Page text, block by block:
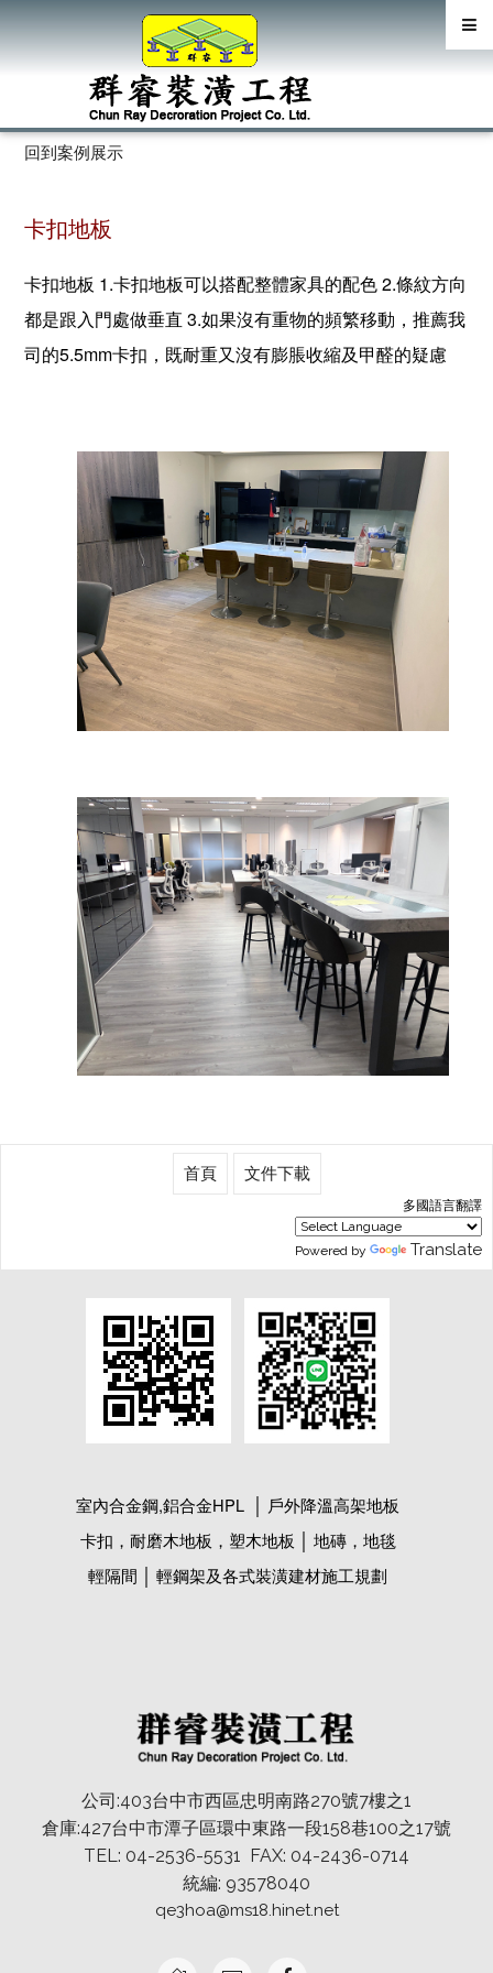
>
回到案例展示
卡扣地板
卡扣地板 1.卡扣地板可以搭配整體家具的配色 2.條紋方向
都是跟入門處做垂直 3.如果沒有重物的頻繁移動，推薦我
司的5.5mm卡扣，既耐重又沒有膨脹收縮及甲醛的疑慮
首頁 文件下載
多國語言翻譯
Powered by Translate
室內合金鋼,鋁合金HPL │ 戶外降溫高架地板
卡扣，耐磨木地板，塑木地板 │ 地磚，地毯
輕隔間 │ 輕鋼架及各式裝潢建材施工規劃
公司:403台中市西區忠明南路270號7樓之1
倉庫:427台中市潭子區環中東路一段158巷100之17號
TEL: 04-2536-5531 FAX: 04-2436-0714
統編: 93578040
qe3hoa@ms18.hinet.net